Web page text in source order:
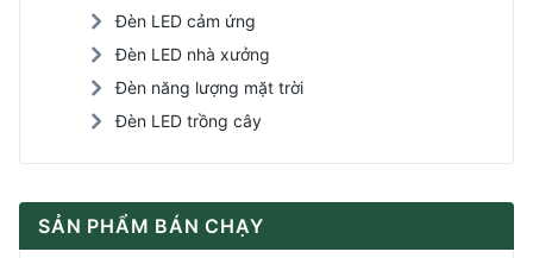
Đèn LED cảm ứng
Đèn LED nhà xưởng
Đèn năng lượng mặt trời
Đèn LED trồng cây
SẢN PHẨM BÁN CHẠY